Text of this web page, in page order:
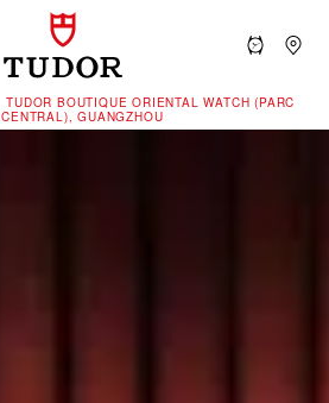
‭TUDOR BOUTIQUE ORIENTAL WATCH (PARC
CENTRAL), GUANGZHOU‬